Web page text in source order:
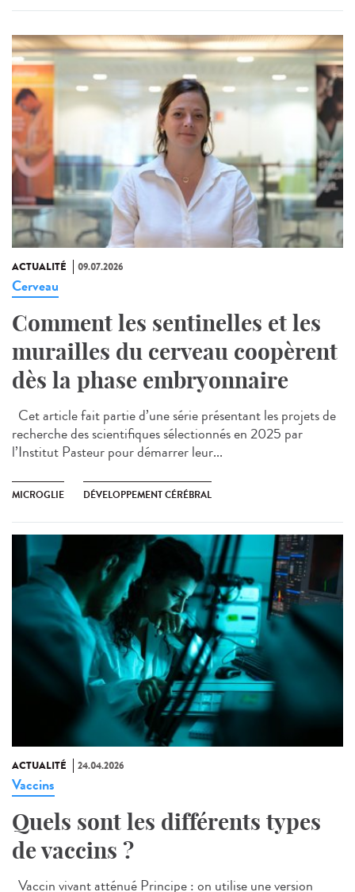
ACTUALITÉ 09.07.2026
Cerveau
Comment les sentinelles et les
murailles du cerveau coopèrent
dès la phase embryonnaire
Cet article fait partie d’une série présentant les projets de
recherche des scientifiques sélectionnés en 2025 par
l’Institut Pasteur pour démarrer leur...
MICROGLIE DÉVELOPPEMENT CÉRÉBRAL
ACTUALITÉ 24.04.2026
Vaccins
Quels sont les différents types
de vaccins ?
Vaccin vivant atténué Principe : on utilise une version